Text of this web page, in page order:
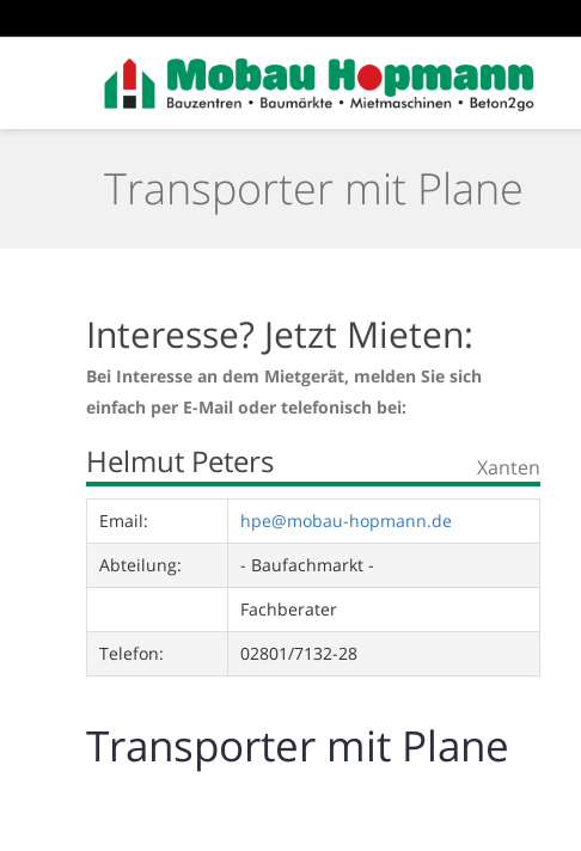
Transporter mit Plane
Interesse? Jetzt Mieten:
Bei Interesse an dem Mietgerät, melden Sie sich
einfach per E-Mail oder telefonisch bei:
Helmut Peters Xanten
Email:
hpe@mobau-hopmann.de
Abteilung:
- Baufachmarkt -
Fachberater
Telefon:
02801/7132-28
Transporter mit Plane